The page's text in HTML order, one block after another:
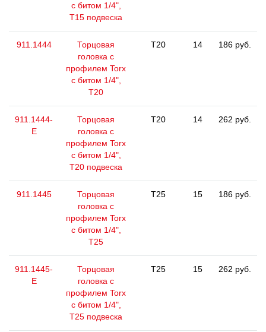
с битом 1/4",
T15 подвеска
911.1444
Торцовая
головка с
профилем Torx
с битом 1/4",
T20
T20 14 186 руб.
911.1444-
E
Торцовая
головка с
профилем Torx
с битом 1/4",
T20 подвеска
T20 14 262 руб.
911.1445
Торцовая
головка с
профилем Torx
с битом 1/4",
T25
T25 15 186 руб.
911.1445-
E
Торцовая
головка с
профилем Torx
с битом 1/4",
T25 подвеска
T25 15 262 руб.